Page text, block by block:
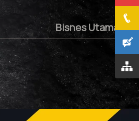
Bisnes Utama